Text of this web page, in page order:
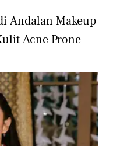
Andalan Makeup
Acne Prone